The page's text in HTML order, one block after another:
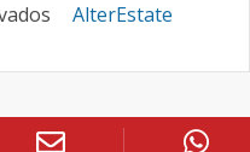
AlterEstate